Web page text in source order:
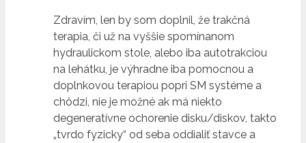
Zdravím, len by som doplnil, že trakčná
terapia, či už na vyššie spomínanom
hydraulickom stole, alebo iba autotrakciou
na lehátku, je výhradne iba pomocnou a
doplnkovou terapiou popri SM systéme a
chôdzi, nie je možné ak má niekto
degeneratívne ochorenie disku/diskov, takto
„tvrdo fyzicky“ od seba oddialiť stavce a